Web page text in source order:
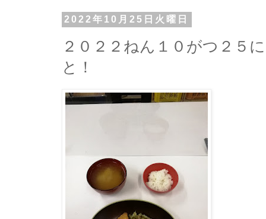
2022年10月25日火曜日
２０２２ねん１０がつ２５
と！